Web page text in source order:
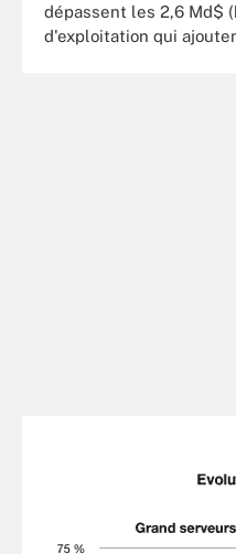
dépassent les 2,6 Md$
d'exploitation qui